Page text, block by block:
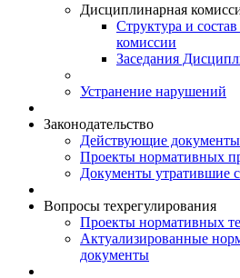
Дисциплинарная
Структура и
комиссии
Заседания
Устранение нарушений
Законодательство
Действующие документы
Проекты нормативных
Документы утратившие
Вопросы техрегулирования
Проекты нормативных
Актуализированные
документы